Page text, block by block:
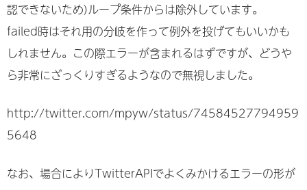
認できないため)ループ条件からは除外しています。
failed時はそれ用の分岐を作って例外を投げてもいいかも
しれません。この際エラーが含まれるはずですが、どうや
ら非常にざっくりすぎるようなので無視しました。
http://twitter.com/mpyw/status/74584527794959
5648
なお、場合によりTwitterAPIでよくみかけるエラーの形が